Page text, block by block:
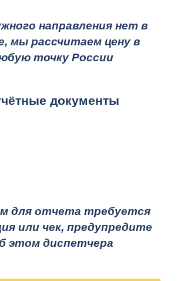
направления нет в
мы рассчитаем цену в
точку России
документы
для отчета требуется
или чек, предупредите
этом диспетчера